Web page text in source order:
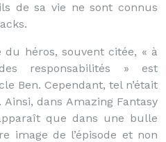
de sa vie ne sont connus
héros, souvent citée, « à
responsabilités » est
Ben. Cependant, tel n’était
dans Amazing Fantasy
que dans une bulle
image de l’épisode et non